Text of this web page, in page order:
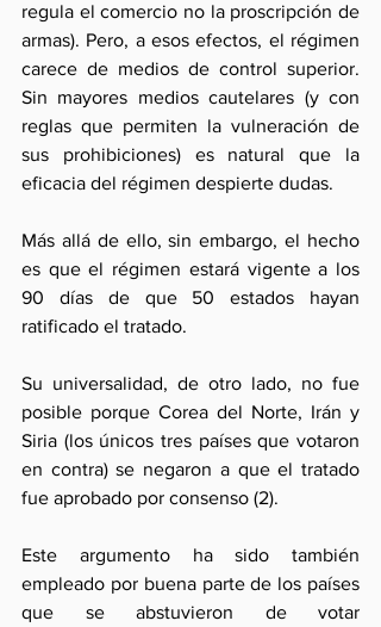
regula el comercio no la proscripción de
armas). Pero, a esos efectos, el régimen
carece de medios de control superior.
Sin mayores medios cautelares (y con
reglas que permiten la vulneración de
sus prohibiciones) es natural que la
eficacia del régimen despierte dudas.
Más allá de ello, sin embargo, el hecho
es que el régimen estará vigente a los
90 días de que 50 estados hayan
ratificado el tratado.
Su universalidad, de otro lado, no fue
posible porque Corea del Norte, Irán y
Siria (los únicos tres países que votaron
en contra) se negaron a que el tratado
fue aprobado por consenso (2).
Este argumento ha sido también
empleado por buena parte de los países
que se abstuvieron de votar